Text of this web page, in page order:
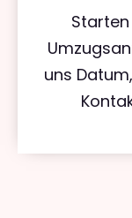
uns